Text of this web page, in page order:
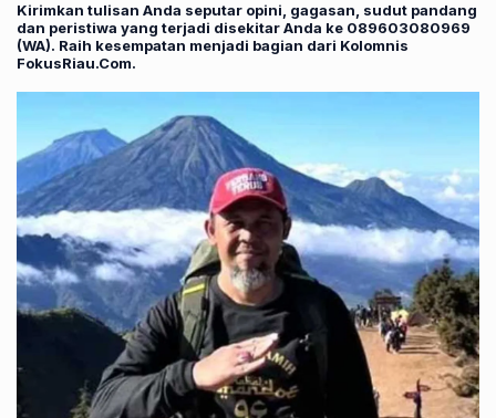
Kirimkan tulisan Anda seputar opini, gagasan, sudut pandang
dan peristiwa yang terjadi disekitar Anda ke 089603080969
(WA). Raih kesempatan menjadi bagian dari Kolomnis
FokusRiau.Com.